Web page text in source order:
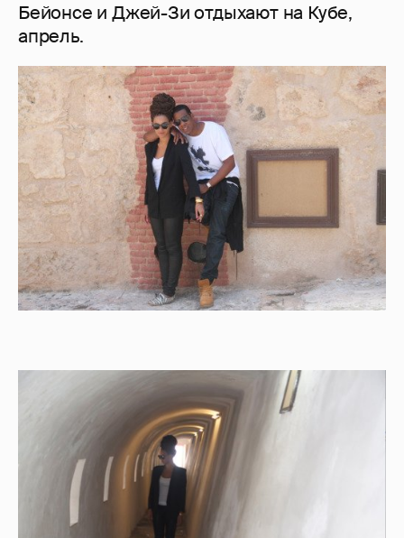
Бейонсе и Джей-Зи отдыхают на Кубе,
апрель.